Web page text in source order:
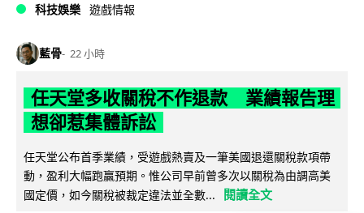
科技娛樂 遊戲情報
藍骨 22 小時
任天堂多收關稅不作退款 業績報告理
想卻惹集體訴訟
任天堂公布首季業績，受遊戲熱賣及一筆美國退還關稅款項帶
動，盈利大幅跑贏預期。惟公司早前曾多次以關稅為由調高美
國定價，如今關稅被裁定違法並全數...
閱讀全文